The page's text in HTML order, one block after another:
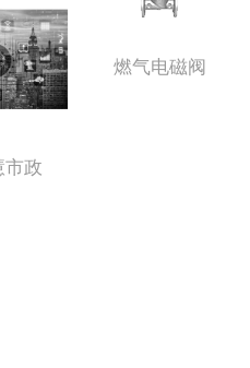
市政
燃气电磁阀